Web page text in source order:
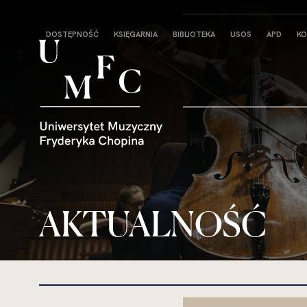
Strona
główna
DOSTĘPNOŚĆ KSIĘGARNIA BIBLIOTEKA USOS APD
AKTUALNOŚĆ